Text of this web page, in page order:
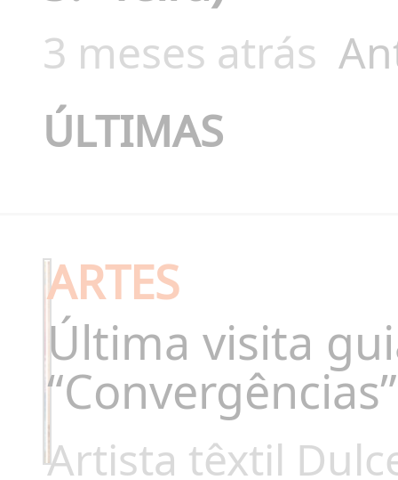
3 meses atrás
ÚLTIMAS
ARTES
Última visita
Artista têxtil